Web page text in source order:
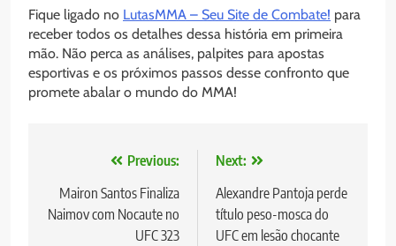
Fique ligado no LutasMMA – Seu Site de Combate! para
receber todos os detalhes dessa história em primeira
mão. Não perca as análises, palpites para apostas
esportivas e os próximos passos desse confronto que
promete abalar o mundo do MMA!
Navegação
de
Post
Previous:
Mairon Santos Finaliza
Naimov com Nocaute no
UFC 323
Next:
Alexandre Pantoja perde
título peso-mosca do
UFC em lesão chocante